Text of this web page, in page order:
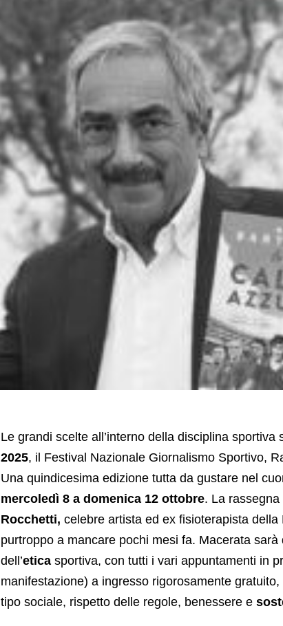
Le grandi scelte all’interno della disciplina sportiva
2025, il Festival Nazionale Giornalismo Sportivo,
Una quindicesima edizione tutta da gustare nel
mercoledì 8 a domenica 12 ottobre. La rassegna
Rocchetti, celebre artista ed ex fisioterapista
purtroppo a mancare pochi mesi fa. Macerata
dell’eticasportiva, con tutti i vari appuntamenti in
manifestazione) a ingresso rigorosamente
tipo sociale, rispetto delle regole, benessere e